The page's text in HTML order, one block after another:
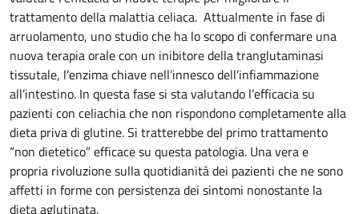
trattamento della malattia celiaca. Attualmente in fase di
arruolamento, uno studio che ha lo scopo di confermare una
nuova terapia orale con un inibitore della tranglutaminasi
tissutale, l’enzima chiave nell’innesco dell’infiammazione
all’intestino. In questa fase si sta valutando l’efficacia su
pazienti con celiachia che non rispondono completamente alla
dieta priva di glutine. Si tratterebbe del primo trattamento
“non dietetico” efficace su questa patologia. Una vera e
propria rivoluzione sulla quotidianità dei pazienti che ne sono
affetti in forme con persistenza dei sintomi nonostante la
dieta aglutinata.